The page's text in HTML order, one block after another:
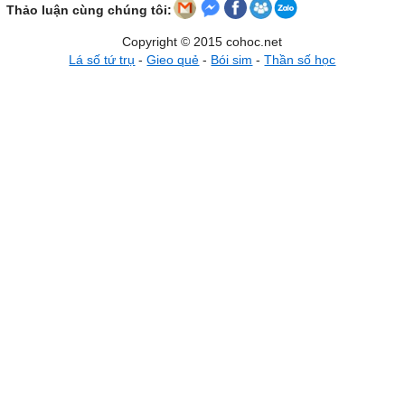
Thảo luận cùng chúng tôi:
Copyright © 2015 cohoc.net
Lá số tứ trụ -Gieo quẻ - Bói sim -Thần số học